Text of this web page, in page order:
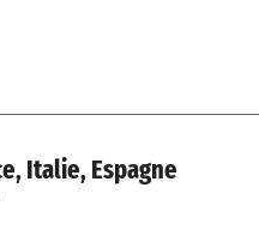
Italie, Espagne